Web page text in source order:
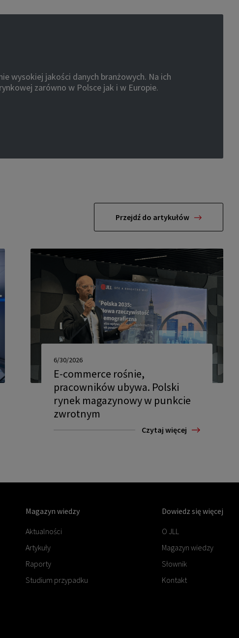
wysokiej jakości danych branżowych. Na ich
zarówno w Polsce jak i w Europie.
Przejdź do artykułów
6/30/2026
E-commerce rośnie,
pracowników ubywa. Polski
rynek magazynowy w punkcie
zwrotnym
Czytaj więcej
Magazyn wiedzy
Aktualności
Artykuły
Raporty
Studium przypadku
Dowiedz się więcej
O JLL
Magazyn wiedzy
Słownik
Kontakt